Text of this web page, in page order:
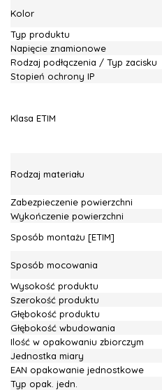
Kolor
Typ produktu
Napięcie znamionowe
Rodzaj podłączenia / Typ zacisku
Stopień ochrony IP
Klasa ETIM
Rodzaj materiału
Zabezpieczenie powierzchni
Wykończenie powierzchni
Sposób montażu [ETIM]
Sposób mocowania
Wysokość produktu
Szerokość produktu
Głębokość produktu
Głębokość wbudowania
Ilość w opakowaniu zbiorczym
Jednostka miary
EAN opakowanie jednostkowe
Typ opak. jedn.